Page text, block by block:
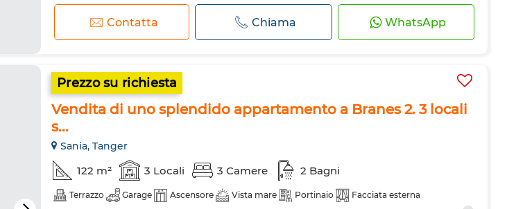
Contatta Chiama WhatsApp
Prezzo su richiesta
Vendita di uno splendido appartamento a Branes 2. 3 locali
s...
Sania, Tanger
122 m² 3 Locali 3 Camere 2 Bagni
Terrazzo Garage Ascensore Vista mare Portinaio
Facciata esterna